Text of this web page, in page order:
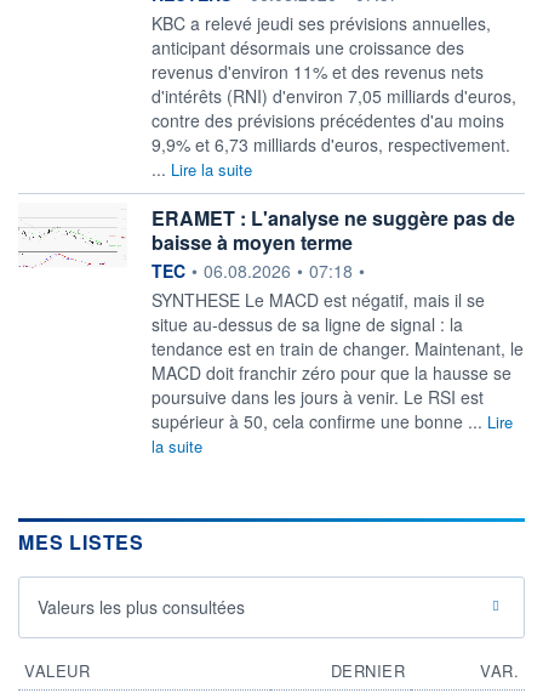
KBC a ‌relevé jeudi ses prévisions annuelles,
anticipant désormais ​une croissance des
revenus d'environ 11% et des revenus nets
d'intérêts (RNI) d'environ 7,05 milliards ​d'euros,
contre des prévisions précédentes d'au moins
9,9% et ​6,73 milliards d'euros, ⁠respectivement.
... Lire la suite
ERAMET : L'analyse ne suggère pas de
baisse à moyen terme
information fournie par
TEC • 06.08.2026 • 07:18 •
SYNTHESE Le MACD est négatif, mais il se
situe au-dessus de sa ligne de signal : la
tendance est en train de changer. Maintenant, le
MACD doit franchir zéro pour que la hausse se
poursuive dans les jours à venir. Le RSI est
supérieur à 50, cela confirme une bonne ... Lire
la suite
MES LISTES
Valeurs les plus consultées
VALEUR DERNIER
VAR.